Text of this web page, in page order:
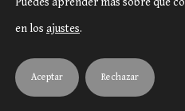
Investigación
Juegos de mesa
Kickstarter, Gamefound y
LCG y TCG
en los ajustes.
Aceptar Rechazar